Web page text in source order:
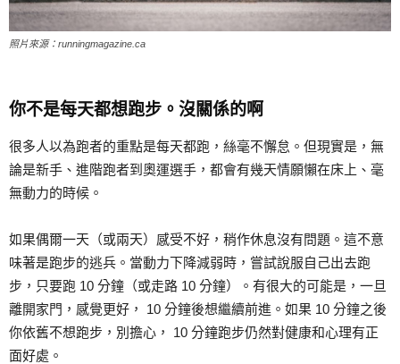
照片來源：runningmagazine.ca
你不是每天都想跑步。沒關係的啊
很多人以為跑者的重點是每天都跑，絲毫不懈怠。但現實是，無
論是新手、進階跑者到奧運選手，都會有幾天情願懶在床上、毫
無動力的時候。
如果偶爾一天（或兩天）感受不好，稍作休息沒有問題。這不意
味著是跑步的逃兵。當動力下降減弱時，嘗試說服自己出去跑
步，只要跑 10 分鐘（或走路 10 分鐘）。有很大的可能是，一旦
離開家門，感覺更好， 10 分鐘後想繼續前進。如果 10 分鐘之後
你依舊不想跑步，別擔心， 10 分鐘跑步仍然對健康和心理有正
面好處。